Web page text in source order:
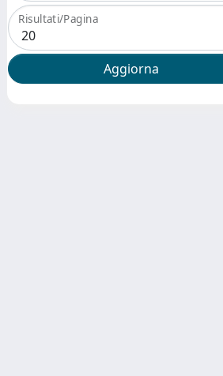
Risultati/Pagina